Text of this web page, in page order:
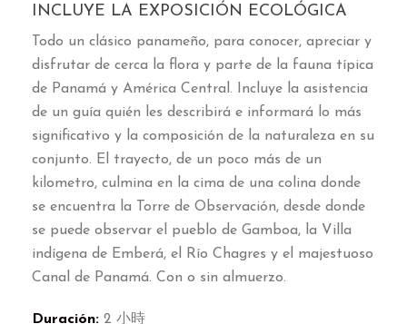
INCLUYE LA EXPOSICIÓN ECOLÓGICA
Todo un clásico panameño, para conocer, apreciar y
disfrutar de cerca la flora y parte de la fauna típica
de Panamá y América Central .
Incluye la asistencia
de un guía quién les describirá e informará lo más
significativo y la composición de la naturaleza en su
conjunto. El trayecto, de un poco más de un
kilometro, culmina en la cima de una colina donde
se encuentra la Torre de Observación, desde donde
se puede observar el pueblo de Gamboa, la Villa
indígena de Emberá, el Río Chagres y el majestuoso
Canal de Panamá. Con o sin almuerzo.
Duración: 2 小時